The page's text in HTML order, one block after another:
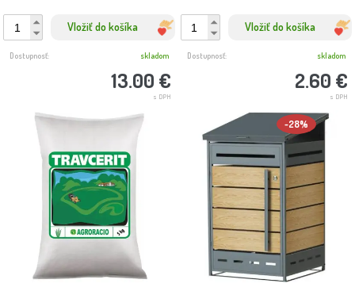
Vložiť do košíka
13.00 €
s DPH
Dostupnosť: skladom
Vložiť do košíka
2.60 €
s DPH
Dostupnosť: skladom
-28%